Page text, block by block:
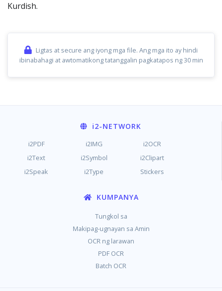
Kurdish.
Ligtas at secure ang iyong mga file. Ang mga ito ay hindi
ibinabahagi at awtomatikong tatanggalin pagkatapos ng 30 min
i2-NETWORK
i2PDF i2IMG
i2OCR
i2Text
i2Symbol
i2Clipart
i2Speak
i2Type Stickers
KUMPANYA
Tungkol sa
Makipag-ugnayan sa Amin
OCR ng larawan
PDF OCR
Batch OCR